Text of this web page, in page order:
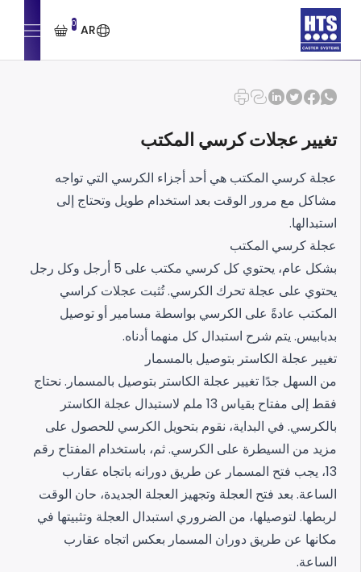
AR
0
تغيير عجلات كرسي المكتب
عجلة كرسي المكتب هي أحد أجزاء الكرسي التي تواجه
مشاكل مع مرور الوقت بعد استخدام طويل وتحتاج إلى
استبدالها.
عجلة كرسي المكتب
بشكل عام، يحتوي كل كرسي مكتب على 5 أرجل وكل رجل
يحتوي على عجلة تحرك الكرسي. تُثبت عجلات كراسي
المكتب عادةً على الكرسي بواسطة مسامير أو توصيل
بدبابيس. يتم شرح استبدال كل منهما أدناه.
تغيير عجلة الكاستر بتوصيل بالمسمار
من السهل جدًا تغيير عجلة الكاستر بتوصيل بالمسمار. نحتاج
فقط إلى مفتاح بقياس 13 ملم لاستبدال عجلة الكاستر
بالكرسي. في البداية، نقوم بتحويل الكرسي للحصول على
مزيد من السيطرة على الكرسي. ثم، باستخدام المفتاح رقم
13، يجب فتح المسمار عن طريق دورانه باتجاه عقارب
الساعة. بعد فتح العجلة وتجهيز العجلة الجديدة، حان الوقت
لربطها. لتوصيلها، من الضروري استبدال العجلة وتثبيتها في
مكانها عن طريق دوران المسمار بعكس اتجاه عقارب
الساعة.